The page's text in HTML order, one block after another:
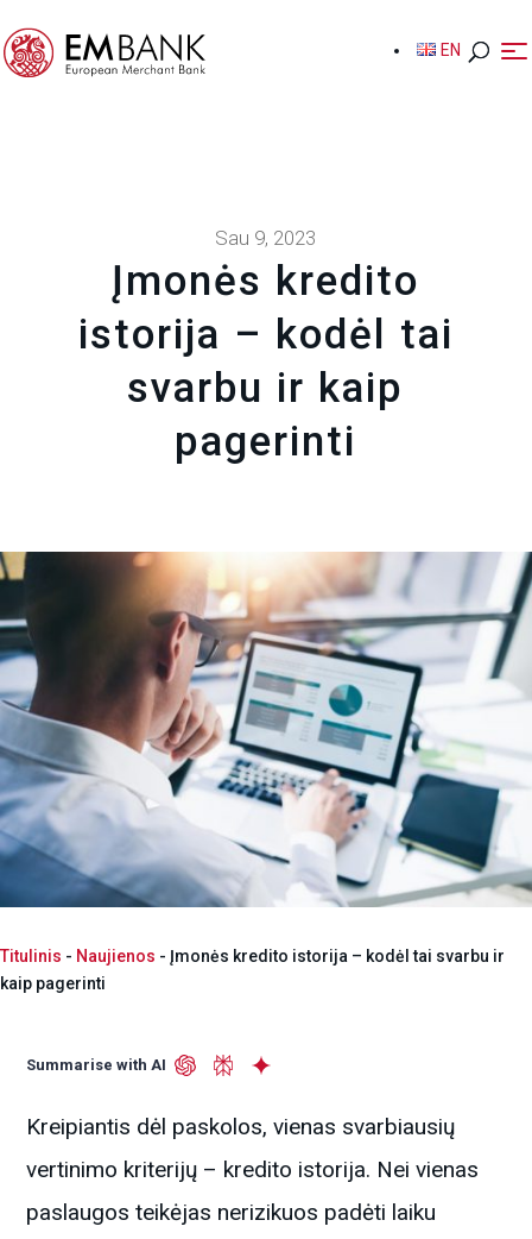
EN
EN
Sau 9, 2023
Įmonės kredito
istorija – kodėl tai
svarbu ir kaip
pagerinti
Titulinis - Naujienos - Įmonės kredito istorija – kodėl tai svarbu ir
kaip pagerinti
Summarise with AI
Kreipiantis dėl paskolos, vienas svarbiausių
vertinimo kriterijų – kredito istorija. Nei vienas
paslaugos teikėjas nerizikuos padėti laiku